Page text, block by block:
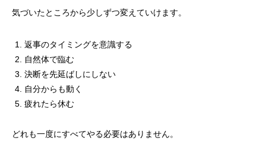
気づいたところから少しずつ変えていけます。
返事のタイミングを意識する
自然体で臨む
決断を先延ばしにしない
自分からも動く
疲れたら休む
どれも一度にすべてやる必要はありません。